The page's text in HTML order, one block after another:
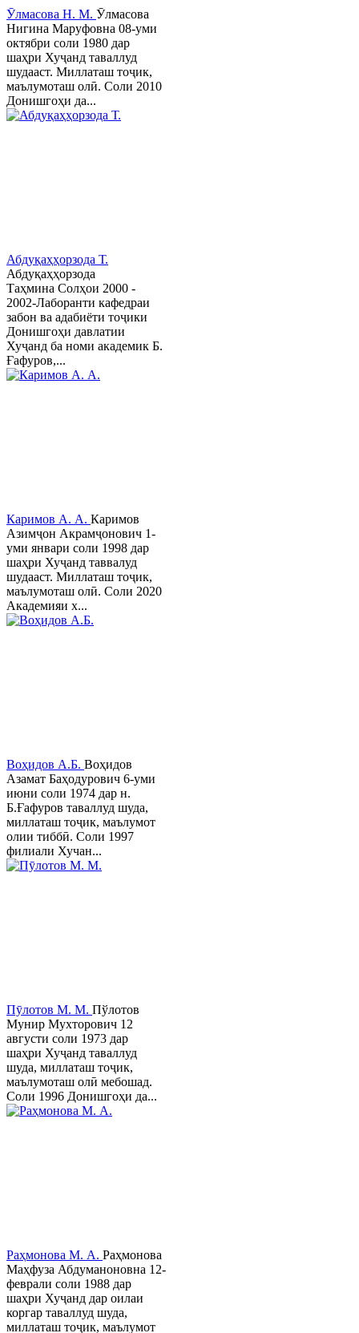
Ӯлмасова Н. М. Ӯлмасова
Нигина Маруфовна 08-уми
октябри соли 1980 дар
шаҳри Хуҷанд таваллуд
шудааст. Миллаташ тоҷик,
маълумоташ олӣ. Соли 2010
Донишгоҳи да...
Абдуқаҳҳорзода Т.
Абдуқаҳҳорзода
Таҳмина Солҳои 2000 -
2002-Лаборанти кафедраи
забон ва адабиёти тоҷики
Донишгоҳи давлатии
Хуҷанд ба номи академик Б.
Ғафуров,...
Каримов А. А. Каримов
Азимҷон Акрамҷонович 1-
уми январи соли 1998 дар
шаҳри Хуҷанд таввалуд
шудааст. Миллаташ тоҷик,
маълумоташ олӣ. Соли 2020
Академияи х...
Воҳидов А.Б. Воҳидов
Азамат Баҳодурович 6-уми
июни соли 1974 дар н.
Б.Ғафуров таваллуд шуда,
миллаташ тоҷик, маълумот
олии тиббӣ. Соли 1997
филиали Хучан...
Пӯлотов М. М. Пўлотов
Мунир Мухторович 12
августи соли 1973 дар
шаҳри Хуҷанд таваллуд
шуда, миллаташ тоҷик,
маълумоташ олӣ мебошад.
Соли 1996 Донишгоҳи да...
Раҳмонова М. А. Раҳмонова
Маҳфуза Абдуманоновна 12-
феврали соли 1988 дар
шаҳри Хуҷанд дар оилаи
коргар таваллуд шуда,
миллаташ тоҷик, маълумот